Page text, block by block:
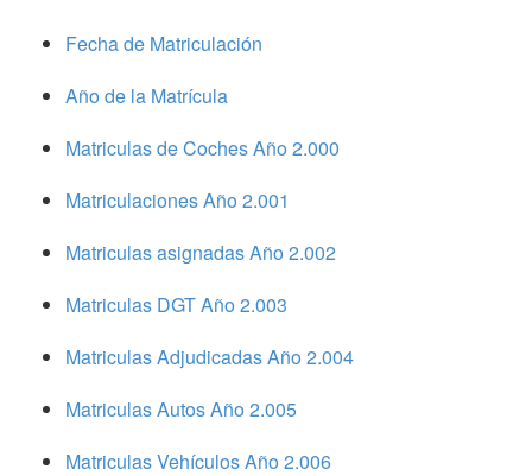
Fecha de Matriculación
Año de la Matrícula
Matriculas de Coches Año 2.000
Matriculaciones Año 2.001
Matriculas asignadas Año 2.002
Matriculas DGT Año 2.003
Matriculas Adjudicadas Año 2.004
Matriculas Autos Año 2.005
Matriculas Vehículos Año 2.006